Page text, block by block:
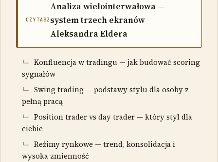
CZYTASZ
Analiza wielointerwałowa —
system trzech ekranów
Aleksandra Eldera
Konfluencja w tradingu — jak budować scoring
sygnałów
Swing trading — podstawy stylu dla osoby z
pełną pracą
Position trader vs day trader — który styl dla
ciebie
Reżimy rynkowe — trend, konsolidacja i
wysoka zmienność